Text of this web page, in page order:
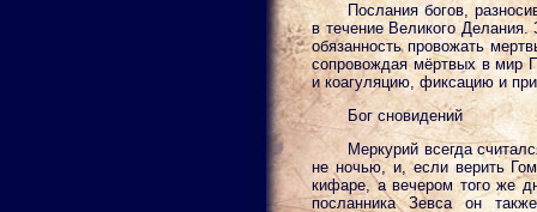
Послания богов,
в течение Великого
обязанность провожать
сопровождая мёртвых в мир
и коагуляцию, фиксацию и
Бог сновидений
Меркурий всегда
не ночью, и, если верить
кифаре, а вечером того же
посланника Зевса он